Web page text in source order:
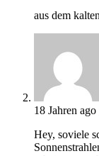
aus dem
18 Jahren ago
Hey, soviele